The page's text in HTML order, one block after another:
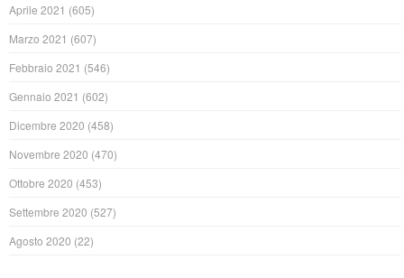
Aprile 2021 (605)
Marzo 2021 (607)
Febbraio 2021 (546)
Gennaio 2021 (602)
Dicembre 2020 (458)
Novembre 2020 (470)
Ottobre 2020 (453)
Settembre 2020 (527)
Agosto 2020 (22)